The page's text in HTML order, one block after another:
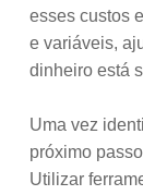
esses custos
e variáveis,
dinheiro está
Uma vez
próximo
Utilizar